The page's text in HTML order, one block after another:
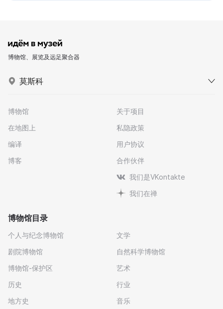
博物馆、展览及远足聚合器
莫斯科
博物馆
在地图上
编译
博客
关于项目
私隐政策
用户协议
合作伙伴
我们是VKontakte
我们在禅
博物馆目录
个人与纪念博物馆
剧院博物馆
博物馆-保护区
历史
地方史
文学
自然科学博物馆
艺术
行业
音乐